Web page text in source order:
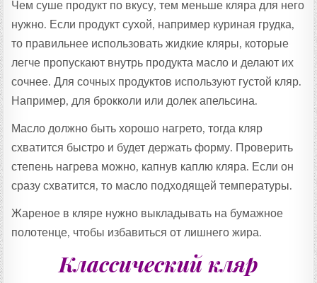
Чем суше продукт по вкусу, тем меньше кляра для него
нужно. Если продукт сухой, например куриная грудка,
то правильнее использовать жидкие кляры, которые
легче пропускают внутрь продукта масло и делают их
сочнее. Для сочных продуктов используют густой кляр.
Например, для брокколи или долек апельсина.
Масло должно быть хорошо нагрето, тогда кляр
схватится быстро и будет держать форму. Проверить
степень нагрева можно, капнув каплю кляра. Если он
сразу схватится, то масло подходящей температуры.
Жареное в кляре нужно выкладывать на бумажное
полотенце, чтобы избавиться от лишнего жира.
Классический кляр